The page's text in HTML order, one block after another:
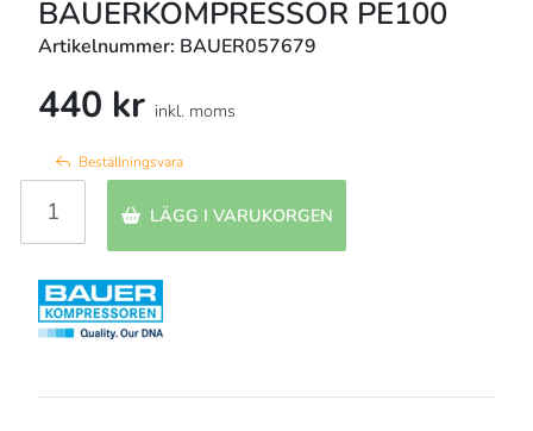
BAUERKOMPRESSOR PE100
Artikelnummer: BAUER057679
440 kr inkl. moms
Beställningsvara
LÄGG I VARUKORGEN